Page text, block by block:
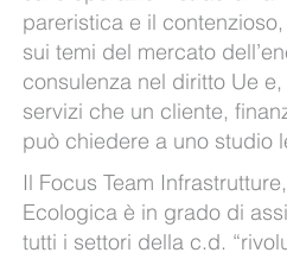
pareristica e il
sui temi del mercato
consulenza nel diritto Ue
servizi che un cliente,
può chiedere a uno studio
Il Focus Team
Ecologica è in grado di
tutti i settori della c.d.